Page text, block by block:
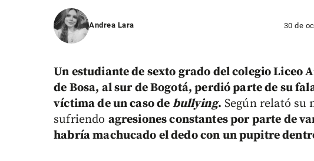
Andrea Lara 30 de
Un estudiante de sexto grado del colegio Liceo
de Bosa, al sur de Bogotá, perdió parte de su
víctima de un caso de bullying. Según relató su
sufriendo agresiones constantes por parte de
habría machucado el dedo con un pupitre